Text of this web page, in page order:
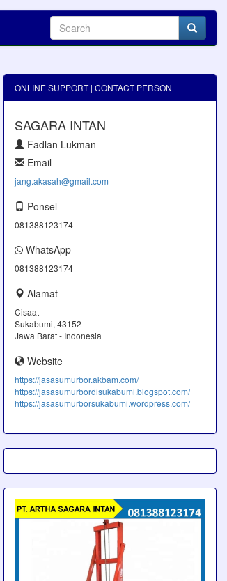
ONLINE SUPPORT | CONTACT PERSON
SAGARA INTAN
Fadlan Lukman
Email
jang.akasah@gmail.com
Ponsel
081388123174
WhatsApp
081388123174
Alamat
Cisaat
Sukabumi, 43152
Jawa Barat - Indonesia
Website
https://jasasumurbor.akbam.com/
https://jasasumurbordisukabumi.blogspot.com/
https://jasasumurborsukabumi.wordpress.com/